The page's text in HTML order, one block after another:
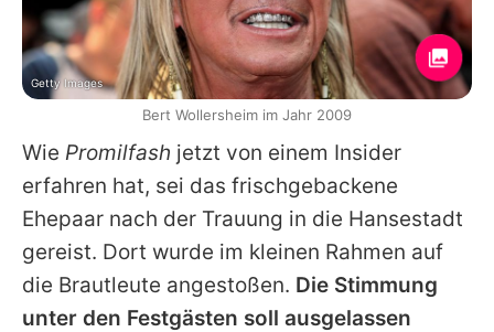
Wie Promilfash jetzt von einem Insider
erfahren hat, sei das frischgebackene
Ehepaar nach der Trauung in die Hansestadt
gereist. Dort wurde im kleinen Rahmen auf
die Brautleute angestoßen. Die Stimmung
unter den Festgästen soll ausgelassen
Getty Images
Bert Wollersheim im Jahr 2009